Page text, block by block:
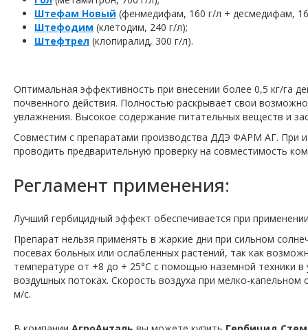
Штефам Новый (фенмедифам, 160 г/л + десмедифам,
Штефодим (клетодим, 240 г/л);
Штефтрел (клопиралид, 300 г/л).
Оптимальная эффективность при внесении более 0,5 кг/га
почвенного действия. Полностью раскрывает свои
увлажнения. Высокое содержание питательных веществ и
Совместим с препаратами производства ДДЭ ФАРМ АГ. При
проводить предварительную проверку на совместимость
Регламент применения:
Лучший гербицидный эффект обеспечивается при
Препарат нельзя применять в жаркие дни при сильном
посевах больных или ослабленных растений, так как
температуре от +8 до + 25°С с помощью наземной техники
воздушных потоках. Скорость воздуха при мелко-
м/с.